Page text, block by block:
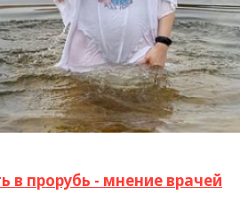
в прорубь - мнение врачей